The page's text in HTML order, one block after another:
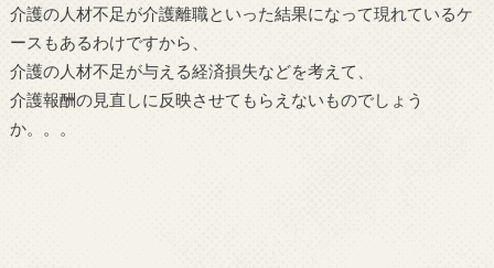
介護の人材不足が介護離職といった結果になって現れているケ
ースもあるわけですから、
介護の人材不足が与える経済損失などを考えて、
介護報酬の見直しに反映させてもらえないものでしょう
か。。。